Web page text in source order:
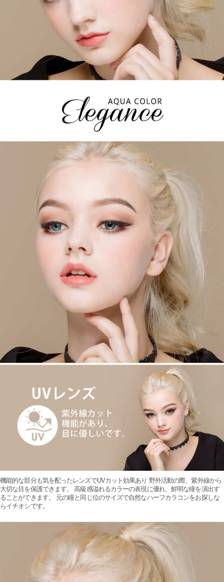
機能的な部分も気を配ったレンズでUVカット効果あり 野外活動の際、紫外線から
大切な目を保護できます。 高級感溢れるカラーの表現に優れ、鮮明な瞳を演出す
ることができます。 元の瞳と同じ位のサイズで自然なハーフカラコンをお探しな
らイチオシです。